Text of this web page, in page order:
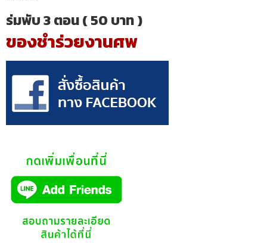
ร่มพับ 3 ตอน ( 50 บาท )
ของชำร่วยงานศพ